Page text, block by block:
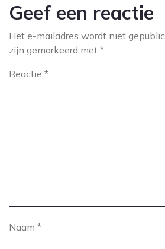
Geef een reactie
Het e-mailadres wordt niet
zijn gemarkeerd met *
Reactie *
Naam *